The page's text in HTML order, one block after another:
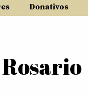
Donativos